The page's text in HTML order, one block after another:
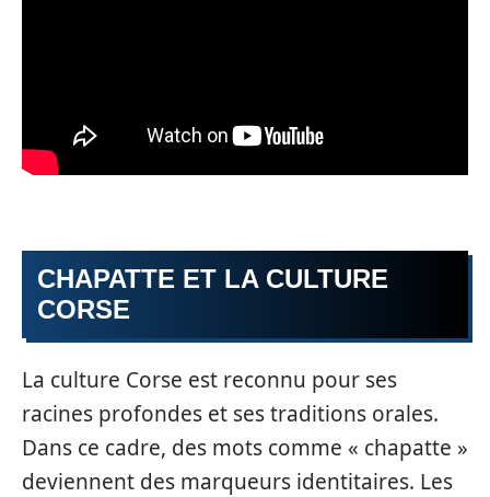
CHAPATTE ET LA CULTURE
CORSE
La culture Corse est reconnu pour ses
racines profondes et ses traditions orales.
Dans ce cadre, des mots comme « chapatte »
deviennent des marqueurs identitaires. Les